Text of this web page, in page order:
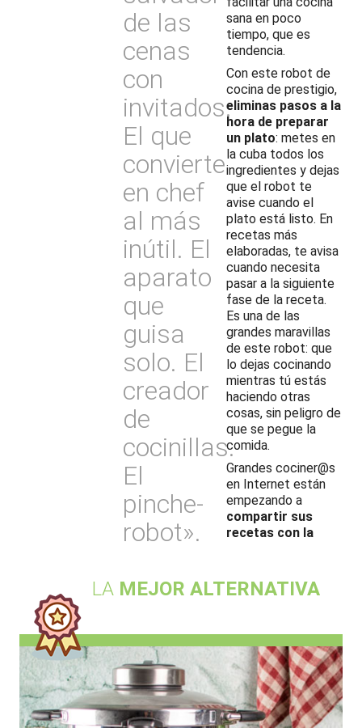
de las
cenas
con
invitados.
El que
convierte
en chef
al más
inútil. El
aparato
que
guisa
solo. El
creador
de
cocinillas.
El
pinche-
robot».
sana en poco
tiempo, que es
tendencia.
Con este robot de
cocina de prestigio,
eliminas pasos a la
hora de preparar
un plato: metes en
la cuba todos los
ingredientes y dejas
que el robot te
avise cuando el
plato está listo. En
recetas más
elaboradas, te avisa
cuando necesita
pasar a la siguiente
fase de la receta.
Es una de las
grandes maravillas
de este robot: que
lo dejas cocinando
mientras tú estás
haciendo otras
cosas, sin peligro de
que se pegue la
comida.
LA MEJOR ALTERNATIVA
Grandes cociner@s
en Internet están
empezando a
compartir sus
recetas con la